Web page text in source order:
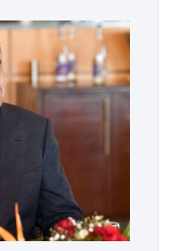
ذاتها، وذلك لتنوير
الدقيقة.واوضحت إدارة
يستفيد منذ إيداعه من